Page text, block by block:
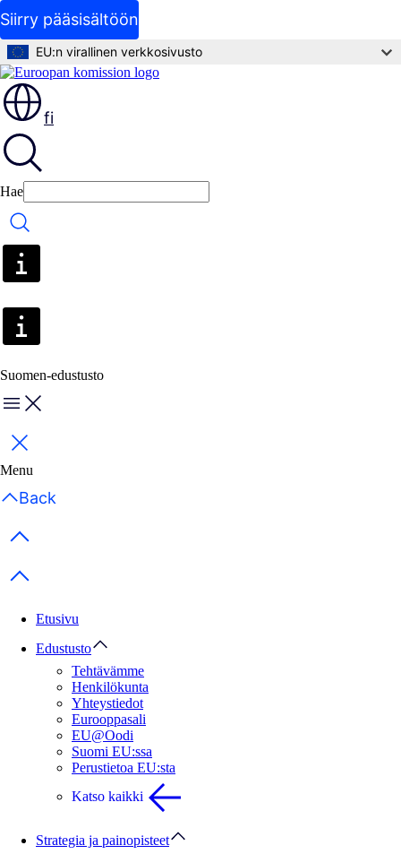
Siirry pääsisältöön
EU:n virallinen verkkosivusto
fi
Hae
Hae
Suomen-edustusto
Menu
Sulje
Menu
Back
Previous items
Next items
Etusivu
Edustusto
Tehtävämme
Henkilökunta
Yhteystiedot
Eurooppasali
EU@Oodi
Suomi EU:ssa
Perustietoa EU:sta
Katso kaikki
Strategia ja painopisteet